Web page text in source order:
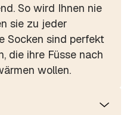
So wird Ihnen nie
sie zu jeder
Socken sind perfekt
die ihre Füsse nach
wollen.